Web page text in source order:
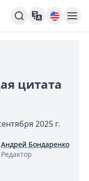
цитата
2025 г.
Андрей Бондаренко
Редактор